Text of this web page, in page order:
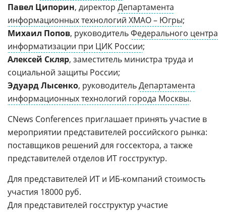
Павел Ципорин, директор Департамента
информационных технологий ХМАО – Югры;
Михаил Попов, руководительФедерального центра
информатизации при ЦИК России;
Алексей Скляр, заместитель министра труда и
социальной защиты России;
Эдуард Лысенко, руководительДепартамента
информационных технологий города Москвы.
CNews Conferences приглашает принять участие в
мероприятии представителей российского рынка:
поставщиков решений для госсектора, а также
представителей отделов ИТ госструктур.
Для представителей ИТ и ИБ-компаний стоимость
участия 18000 руб.
Для представителей госструктур участие